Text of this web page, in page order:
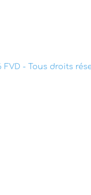
FVD - Tous droits